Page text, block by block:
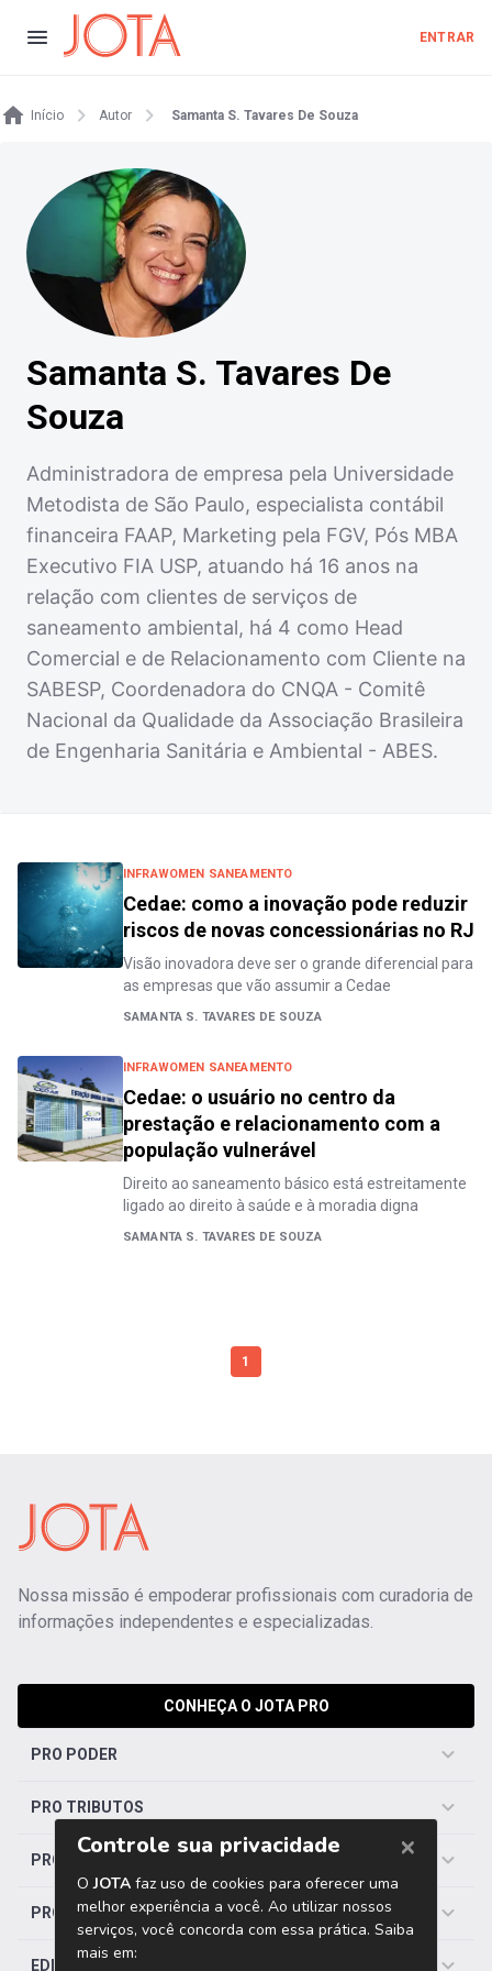
ENTRAR
Início Autor Samanta S. Tavares De Souza
Samanta S. Tavares De
Souza
Administradora de empresa pela Universidade
Metodista de São Paulo, especialista contábil
financeira FAAP, Marketing pela FGV, Pós MBA
Executivo FIA USP, atuando há 16 anos na
relação com clientes de serviços de
saneamento ambiental, há 4 como Head
Comercial e de Relacionamento com Cliente na
SABESP, Coordenadora do CNQA - Comitê
Nacional da Qualidade da Associação Brasileira
de Engenharia Sanitária e Ambiental - ABES.
INFRAWOMEN SANEAMENTO
Cedae: como a inovação pode reduzir
riscos de novas concessionárias no RJ
Visão inovadora deve ser o grande diferencial para
as empresas que vão assumir a Cedae
SAMANTA S. TAVARES DE SOUZA
INFRAWOMEN SANEAMENTO
Cedae: o usuário no centro da
prestação e relacionamento com a
população vulnerável
Direito ao saneamento básico está estreitamente
ligado ao direito à saúde e à moradia digna
SAMANTA S. TAVARES DE SOUZA
1
Nossa missão é empoderar profissionais com curadoria de
informações independentes e especializadas.
CONHEÇA O JOTA PRO
PRO PODER
PRO TRIBUTOS
PRO TRABALHISTA
PRO SAÚDE
EDITORIAS